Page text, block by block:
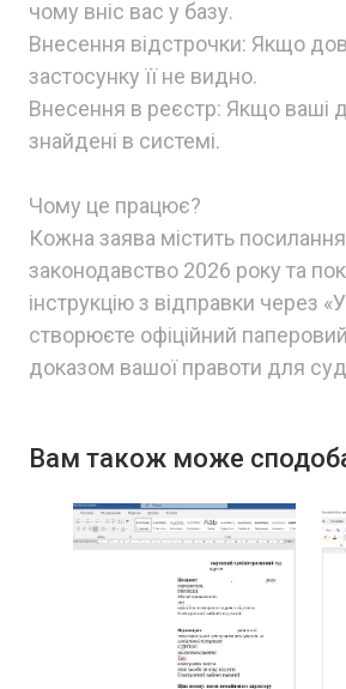
чому вніс вас у базу.
Внесення відстрочки: Якщо
застосунку її не видно.
Внесення в реєстр: Якщо ваші
знайдені в системі.
Чому це працює?
Кожна заява містить
законодавство 2026 року та
інструкцію з відправки через
створюєте офіційний
доказом вашої правоти для суду
Вам також може